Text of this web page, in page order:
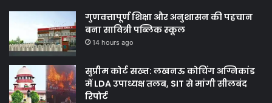
गुणवत्तापूर्ण शिक्षा और अनुशासन की पहचान
बना सावित्री पब्लिक स्कूल
14 hours ago
सुप्रीम कोर्ट सख्त: लखनऊ कोचिंग अग्निकांड
में LDA उपाध्यक्ष तलब, SIT से मांगी सीलबंद
रिपोर्ट